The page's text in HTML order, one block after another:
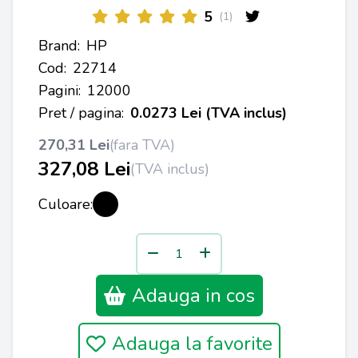
5 (1)
Brand: HP
Cod: 22714
Pagini: 12000
Pret / pagina: 0.0273 Lei (TVA inclus)
270,31 Lei(fara TVA)
327,08 Lei(TVA inclus)
Culoare:
Adauga in cos
Adauga la favorite